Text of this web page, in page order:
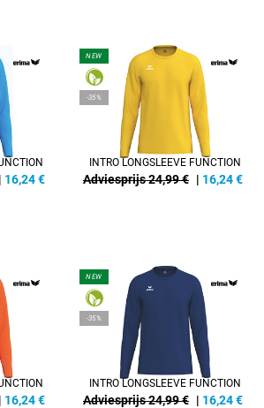
| 16,24€
NEW
-35%
INTRO LONGSLEEVE FUNCTION
Adviesprijs 24,99 € | 16,24€
| 16,24€
NEW
-35%
INTRO LONGSLEEVE FUNCTION
Adviesprijs 24,99 € | 16,24€